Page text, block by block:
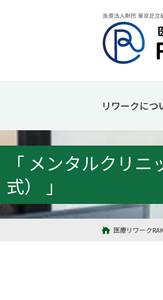
リワークにつ
「 メンタルクリ
式） 」
医療リワーク